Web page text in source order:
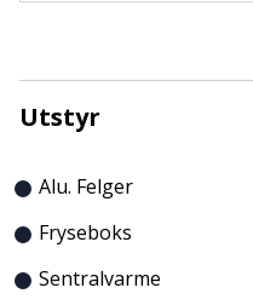
Utstyr
Alu. Felger
Fryseboks
Sentralvarme